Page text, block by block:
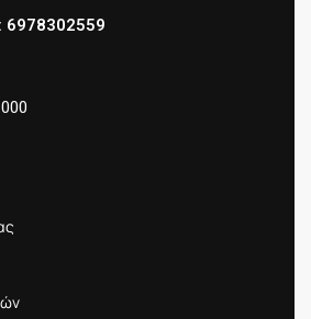
6978302559